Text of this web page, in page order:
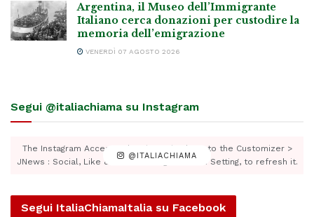
Argentina, il Museo dell’Immigrante
Italiano cerca donazioni per custodire la
memoria dell’emigrazione
VENERDÌ 07 AGOSTO 2026
Segui @italiachiama su Instagram
@ITALIACHIAMA
The Instagram Access Token is expired, Go to the Customizer >
JNews : Social, Like & View > Instagram Feed Setting, to refresh it.
Segui ItaliaChiamaItalia su Facebook